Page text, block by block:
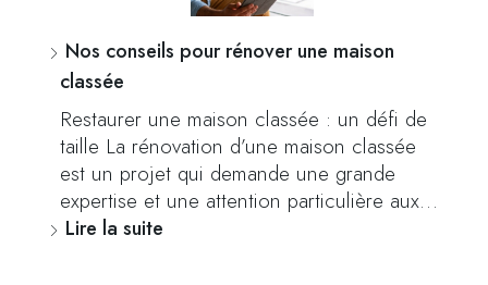
Nos conseils pour rénover une maison
classée
Restaurer une maison classée : un défi de
taille La rénovation d’une maison classée
est un projet qui demande une grande
expertise et une attention particulière aux…
Lire la suite